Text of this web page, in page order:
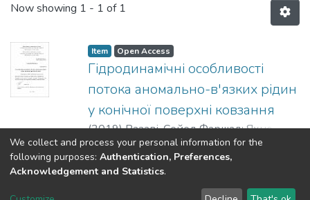
Now showing 1 - 1 of 1
Item Open Access
Гідродинамічні особливості
потока аномально-в'язких рідин
у конічної поверхні ковзання
(2019)Разаві, Сейед Фаршад;Яхно,
Олег Михайлович
Show more
DSpace software copyright © 2002-2026 LYRASIS
We collect and process your personal information for the
following purposes: Authentication, Preferences,
Acknowledgement and Statistics.